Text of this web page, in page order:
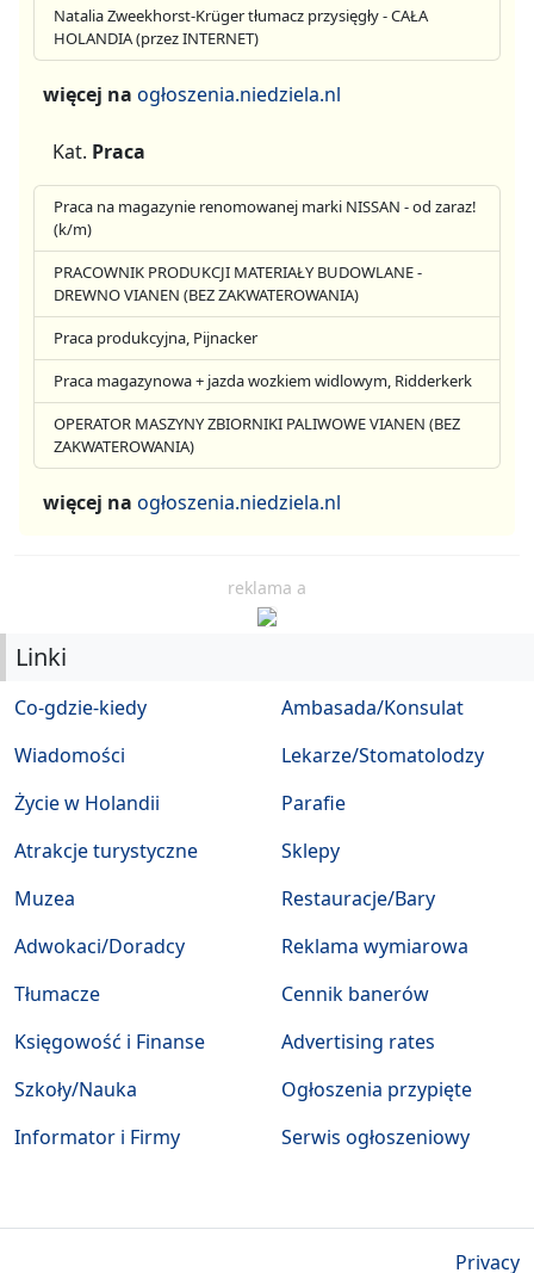
Natalia Zweekhorst-Krüger tłumacz przysięgły - CAŁA
HOLANDIA (przez INTERNET)
więcej na ogłoszenia.niedziela.nl
Kat. Praca
Praca na magazynie renomowanej marki NISSAN - od zaraz!
(k/m)
PRACOWNIK PRODUKCJI MATERIAŁY BUDOWLANE -
DREWNO VIANEN (BEZ ZAKWATEROWANIA)
Praca produkcyjna, Pijnacker
Praca magazynowa + jazda wozkiem widlowym, Ridderkerk
OPERATOR MASZYNY ZBIORNIKI PALIWOWE VIANEN (BEZ
ZAKWATEROWANIA)
więcej na ogłoszenia.niedziela.nl
reklama a
Linki
Co-gdzie-kiedy
Wiadomości
Życie w Holandii
Atrakcje turystyczne
Muzea
Ambasada/Konsulat
Lekarze/Stomatolodzy
Parafie
Sklepy
Restauracje/Bary
Adwokaci/Doradcy
Tłumacze
Księgowość i Finanse
Szkoły/Nauka
Informator i Firmy
Reklama wymiarowa
Cennik banerów
Advertising rates
Ogłoszenia przypięte
Serwis ogłoszeniowy
Privacy